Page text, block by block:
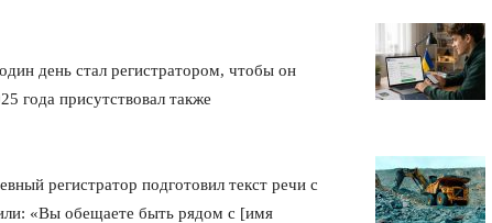
день стал регистратором, чтобы он
года присутствовал также
регистратор подготовил текст речи с
«Вы обещаете быть рядом с [имя